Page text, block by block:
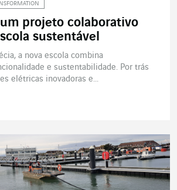
projeto colaborativo
sustentável
a nova escola combina
e sustentabilidade. Por trás
elétricas inovadoras e...